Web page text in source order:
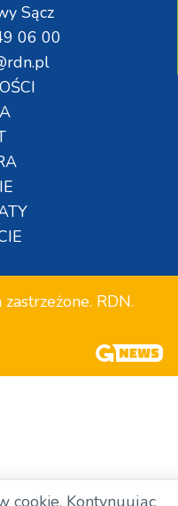
Sącz
06 00
RDN.
cookie. Kontynuując